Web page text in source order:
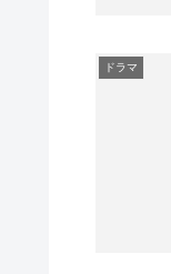
ドラマ